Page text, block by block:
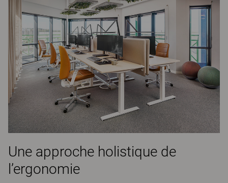
Une approche holistique de
l’ergonomie